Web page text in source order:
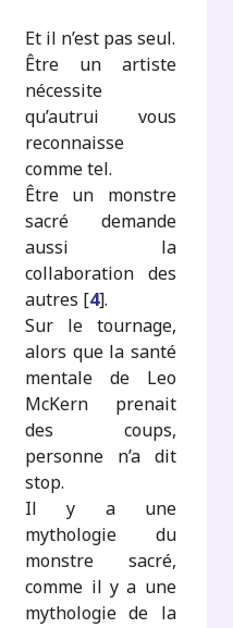
Et il n’est pas seul.
Être un artiste
nécessite
qu’autrui vous
reconnaisse
comme tel.
Être un monstre
sacré demande
aussi la
collaboration des
autres [4].
Sur le tournage,
alors que la santé
mentale de Leo
McKern prenait
des coups,
personne n’a dit
stop.
Il y a une
mythologie du
monstre sacré,
comme il y a une
mythologie de la